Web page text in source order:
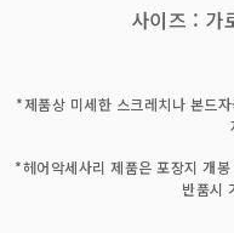
사이즈 :
*제품상 미세한 스크레치나 본드
*헤어악세사리 제품은 포장지 개
반품시